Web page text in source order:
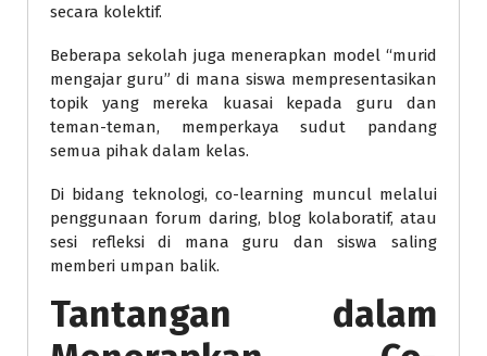
secara kolektif.
Beberapa sekolah juga menerapkan model “murid
mengajar guru” di mana siswa mempresentasikan
topik yang mereka kuasai kepada guru dan
teman-teman, memperkaya sudut pandang
semua pihak dalam kelas.
Di bidang teknologi, co-learning muncul melalui
penggunaan forum daring, blog kolaboratif, atau
sesi refleksi di mana guru dan siswa saling
memberi umpan balik.
Tantangan dalam